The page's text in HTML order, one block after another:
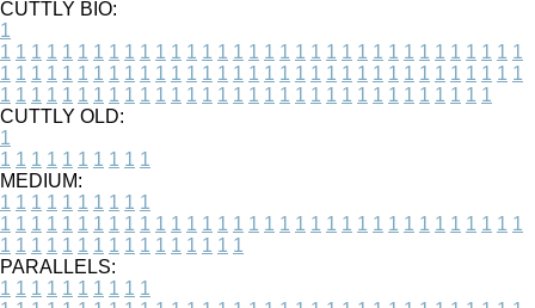
CUTTLY BIO:
1
1 1 1 1 1 1 1 1 1 1 1 1 1 1 1 1 1 1 1 1 1 1 1 1 1 1 1 1 1 1 1 1 1 1
1 1 1 1 1 1 1 1 1 1 1 1 1 1 1 1 1 1 1 1 1 1 1 1 1 1 1 1 1 1 1 1 1 1
1 1 1 1 1 1 1 1 1 1 1 1 1 1 1 1 1 1 1 1 1 1 1 1 1 1 1 1 1 1 1 1
CUTTLY OLD:
1
1 1 1 1 1 1 1 1 1 1
MEDIUM:
1 1 1 1 1 1 1 1 1 1
1 1 1 1 1 1 1 1 1 1 1 1 1 1 1 1 1 1 1 1 1 1 1 1 1 1 1 1 1 1 1 1 1 1
1 1 1 1 1 1 1 1 1 1 1 1 1 1 1 1
PARALLELS:
1 1 1 1 1 1 1 1 1 1